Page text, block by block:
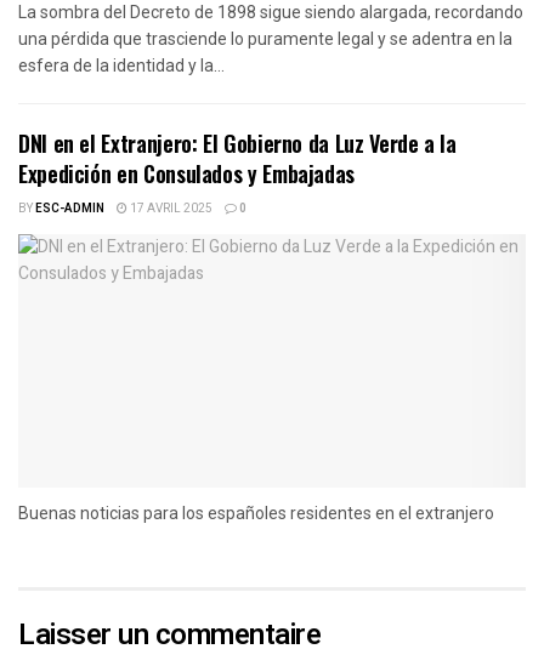
La sombra del Decreto de 1898 sigue siendo alargada, recordando
una pérdida que trasciende lo puramente legal y se adentra en la
esfera de la identidad y la...
DNI en el Extranjero: El Gobierno da Luz Verde a la
Expedición en Consulados y Embajadas
BYESC-ADMIN 17 AVRIL 2025 0
Buenas noticias para los españoles residentes en el extranjero
Laisser un commentaire